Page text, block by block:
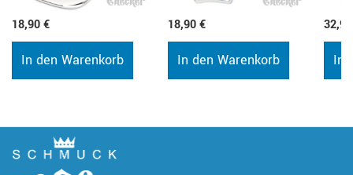
18,90 €
In den Warenkorb
18,90 €
In den Warenkorb In